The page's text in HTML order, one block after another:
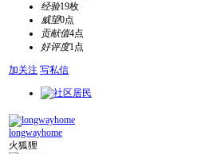
经验19枚
威望0点
贡献值4点
好评度1点
加关注 写私信
longwayhome
火狐狸